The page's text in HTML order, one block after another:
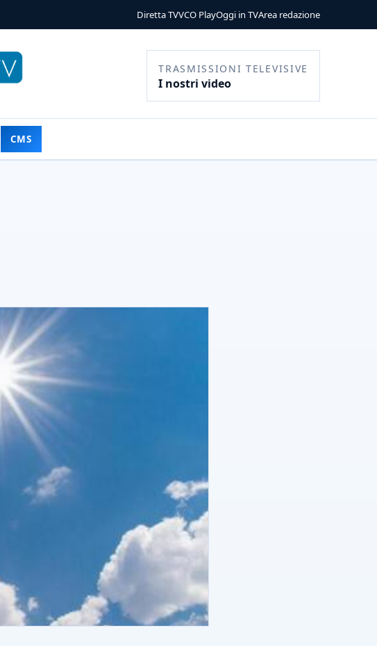
Diretta TVVCO PlayOggi in TVArea redazione
TRASMISSIONI TELEVISIVE
I nostri video
CMS